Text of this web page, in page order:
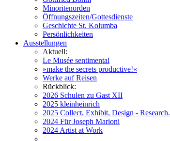
Minoritenorden
Öffnungszeiten/Gottesdienste
Geschichte St. Kolumba
Persönlichkeiten
Ausstellungen
Aktuell:
Le Musée sentimental
»make the secrets productive!«
Werke auf Reisen
Rückblick:
2026 Schulen zu Gast XII
2025 kleinheinrich
2025 Collect, Exhibit, Design - Research.
2024 Für Joseph Marioni
2024 Artist at Work